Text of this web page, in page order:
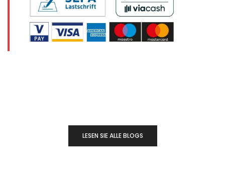
LESEN SIE ALLE BLOGS